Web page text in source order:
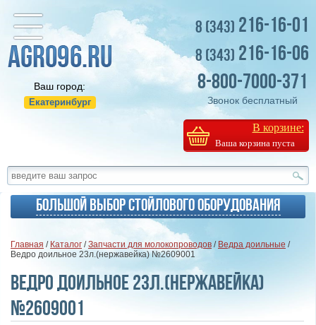
Ваш город:
Екатеринбург
8 (343) 216-16-01
8 (343) 216-16-06
8-800-7000-371
Звонок бесплатный
В корзине:
Ваша корзина пуста
Большой выбор стойлового оборудования
Главная / Каталог /Запчасти для молокопроводов / Ведра доильные /
Ведро доильное 23л.(нержавейка) №2609001
Ведро доильное 23л.(нержавейка)
№2609001